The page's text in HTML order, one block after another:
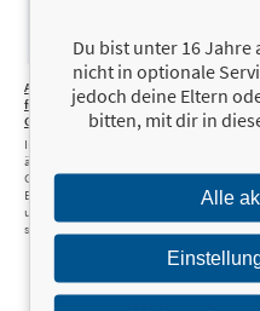
25,00 €
Aromatherapie
für ein starkes
Gehirn
In fünf Schritten mit
ätherischen Ölen das
Gehirn entgiften,
Entzündungen hemmen
und das Immunsystem
stimulieren
Du bist unter 16 Jahre
nicht in optionale
jedoch deine Eltern
bitten, mit dir in
Alle